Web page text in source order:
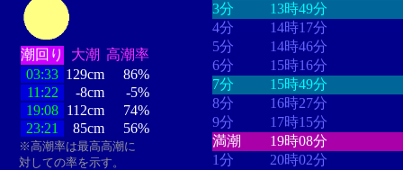
潮回り 大潮 高潮率
03:33 129cm
86%
11:22
-8cm
-5%
19:08 112cm
74%
23:21
85cm 56%
※高潮率は最高高潮に
対しての率を示す。
3分
13時49分
4分
14時17分
5分
14時46分
6分
15時16分
7分
15時49分
8分
16時27分
9分
17時15分
満潮
19時08分
1分
20時02分